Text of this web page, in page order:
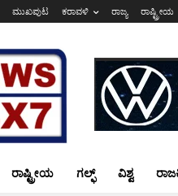
ಮುಖಪುಟ ಕರಾವಳಿ ರಾಜ್ಯ ರಾಷ್ಟ್ರೀಯ
ರಾಷ್ಟ್ರೀಯ ಗಲ್ಫ್ ವಿಶ್ವ